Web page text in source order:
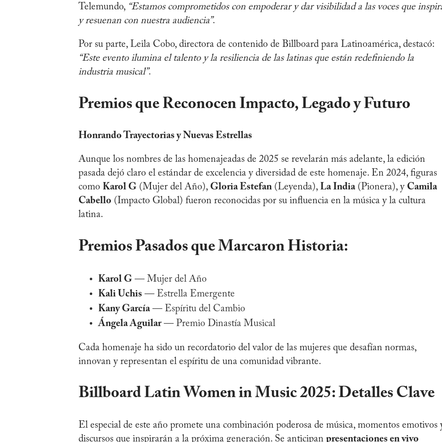
Telemundo, “Estamos comprometidos con empoderar y dar visibilidad a las voces que
y resuenan con nuestra audiencia”.
Por su parte, Leila Cobo, directora de contenido de Billboard para Latinoamérica, destacó:
“Este evento ilumina el talento y la resiliencia de las latinas que están redefiniendo la
industria musical”.
Premios que Reconocen Impacto, Legado y Futuro
Honrando Trayectorias y Nuevas Estrellas
Aunque los nombres de las homenajeadas de 2025 se revelarán más adelante, la edición
pasada dejó claro el estándar de excelencia y diversidad de este homenaje. En 2024, figuras
como Karol G (Mujer del Año), Gloria Estefan (Leyenda), La India(Pionera), y Camila
Cabello (Impacto Global) fueron reconocidas por su influencia en la música y la cultura
latina.
Premios Pasados que Marcaron Historia:
Karol G — Mujer del Año
Kali Uchis — Estrella Emergente
Kany García— Espíritu del Cambio
Ángela Aguilar— Premio Dinastía Musical
Cada homenaje ha sido un recordatorio del valor de las mujeres que desafían normas,
innovan y representan el espíritu de una comunidad vibrante.
Billboard Latin Women in Music 2025: Detalles Clave
El especial de este año promete una combinación poderosa de música, momentos emotivos
discursos que inspirarán a la próxima generación. Se anticipan presentaciones en vivo